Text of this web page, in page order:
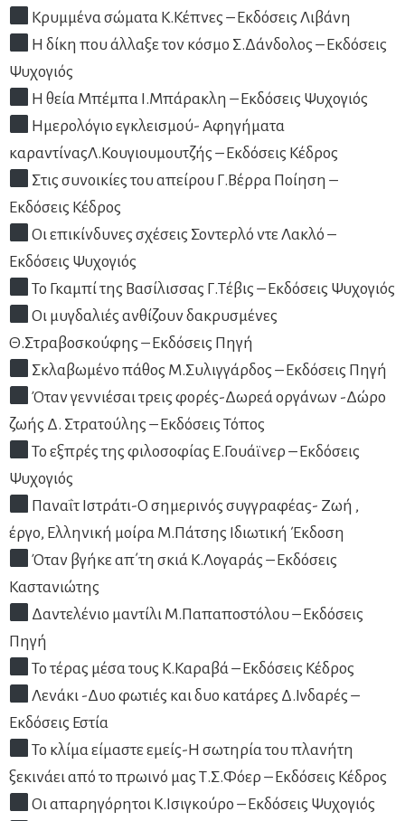
Κρυμμένα σώματα Κ.Κέπνες – Εκδόσεις Λιβάνη
Η δίκη που άλλαξε τον κόσμο Σ.Δάνδολος – Εκδόσεις
Ψυχογιός
Η θεία Μπέμπα Ι.Μπάρακλη – Εκδόσεις Ψυχογιός
Ημερολόγιο εγκλεισμού- Αφηγήματα
καραντίναςΛ.Κουγιουμουτζής – Εκδόσεις Κέδρος
Στις συνοικίες του απείρου Γ.Βέρρα Ποίηση –
Εκδόσεις Κέδρος
Οι επικίνδυνες σχέσεις Σοντερλό ντε Λακλό –
Εκδόσεις Ψυχογιός
Το Γκαμπί της Βασίλισσας Γ.Τέβις – Εκδόσεις Ψυχογιός
Οι μυγδαλιές ανθίζουν δακρυσμένες
Θ.Στραβοσκούφης – Εκδόσεις Πηγή
Σκλαβωμένο πάθος Μ.Συλιγγάρδος – Εκδόσεις Πηγή
Όταν γεννιέσαι τρεις φορές-Δωρεά οργάνων -Δώρο
ζωής Δ. Στρατούλης – Εκδόσεις Τόπος
Το εξπρές της φιλοσοφίας Ε.Γουάϊνερ – Εκδόσεις
Ψυχογιός
Παναΐτ Ιστράτι-Ο σημερινός συγγραφέας- Ζωή ,
έργο, Ελληνική μοίρα Μ.Πάτσης Ιδιωτική Έκδοση
Όταν βγήκε απ΄τη σκιά Κ.Λογαράς – Εκδόσεις
Καστανιώτης
Δαντελένιο μαντίλι Μ.Παπαποστόλου – Εκδόσεις
Πηγή
Το τέρας μέσα τους Κ.Καραβά – Εκδόσεις Κέδρος
Λενάκι -Δυο φωτιές και δυο κατάρες Δ.Ινδαρές –
Εκδόσεις Εστία
Το κλίμα είμαστε εμείς-Η σωτηρία του πλανήτη
ξεκινάει από το πρωινό μας Τ.Σ.Φόερ – Εκδόσεις Κέδρος
Οι απαρηγόρητοι Κ.Ισιγκούρο – Εκδόσεις Ψυχογιός